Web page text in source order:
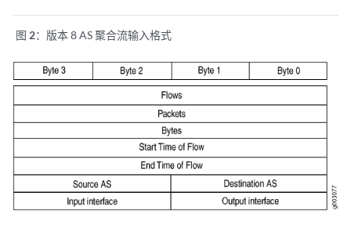
图 2： 版本 8 AS 聚合流输入格式